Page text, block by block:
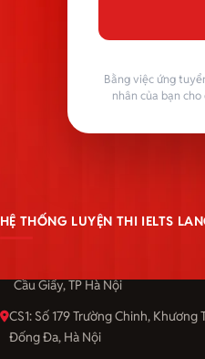
Bằng việc ứng
nhân của bạn
HỆ THỐNG LUYỆN THI IELTS
Cầu Giấy, TP Hà Nội
CS1: Số 179 Trường Chinh, Khương
Đống Đa, Hà Nội